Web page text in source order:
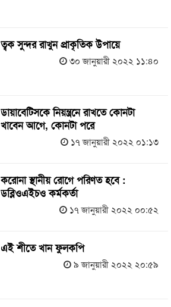
ত্বক সুন্দর রাখুন প্রাকৃতিক উপায়ে
৩০ জানুয়ারী ২০২২ ১১:৪০
ডায়াবেটিসকে নিয়ন্ত্রনে রাখতে কোনটা
খাবেন আগে, কোনটা পরে
১৭ জানুয়ারী ২০২২ ০১:১৩
করোনা স্থানীয় রোগে পরিণত হবে :
ডব্লিওএইচও কর্মকর্তা
১৭ জানুয়ারী ২০২২ ০০:৫২
এই শীতে খান ফুলকপি
৯ জানুয়ারী ২০২২ ২০:৫৯